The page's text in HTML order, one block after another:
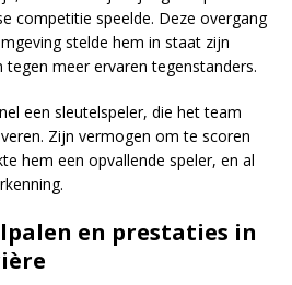
competitie speelde. Deze overgang
stelde hem in staat zijn
meer ervaren tegenstanders.
een sleutelspeler, die het team
Zijn vermogen om te scoren
hem een opvallende speler, en al
en prestaties in